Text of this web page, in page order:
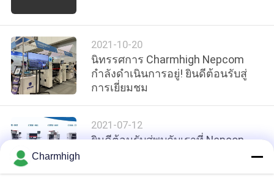
แผนผัง
เว็บไซต์
นโยบาย
เป็น
ส่วน
2021-10-20
นิทรรศการ Charmhigh Nepcom
กำลังดำเนินการอยู่! ยินดีต้อนรับสู่
การเยี่ยมชม
2021-07-12
ยินดีต้อนรับสู่พบกับเราที่ Nepcon
Charmhigh